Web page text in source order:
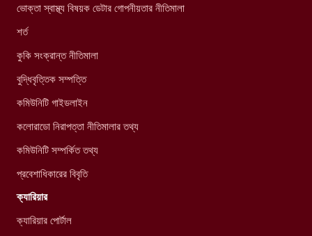
ভোক্তা স্বাস্থ্য বিষয়ক ডেটার গোপনীয়তার নীতিমালা
শর্ত
কুকি সংক্রান্ত নীতিমালা
বুদ্ধিবৃত্তিক সম্পত্তি
কমিউনিটি গাইডলাইন
কলোরাডো নিরাপত্তা নীতিমালার তথ্য
কমিউনিটি সম্পর্কিত তথ্য
প্রবেশাধিকারের বিবৃতি
ক্যারিয়ার
ক্যারিয়ার পোর্টাল